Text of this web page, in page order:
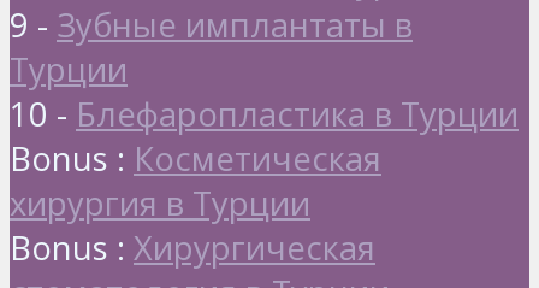
9 - Зубные имплантаты в
Турции
10 - Блефаропластика в Турции
Bonus : Косметическая
хирургия в Турции
Bonus : Хирургическая